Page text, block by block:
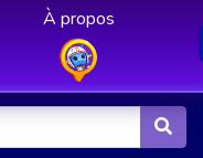
À propos